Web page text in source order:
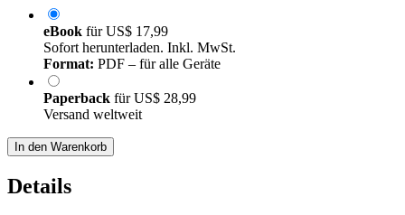
eBook fürUS$ 17,99
Sofort herunterladen. Inkl. MwSt.
Format: PDF – für alle Geräte
Paperback fürUS$ 28,99
Versand weltweit
In den Warenkorb
Details